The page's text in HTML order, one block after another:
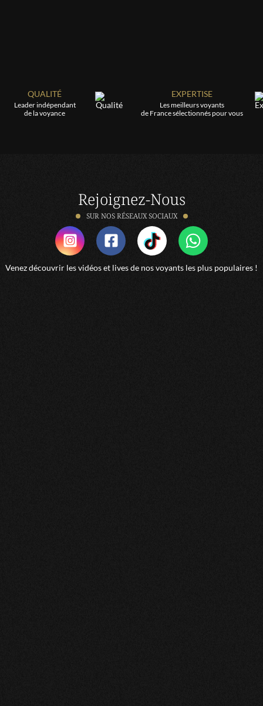
Elle est parfaite dans son domaine. Par contre elle laisse
le doute sur les autres : Médiums voyants et
tarologues.....
Bonne consultation
Très compétente. On verra pour la suite
QUALITÉ
Leader indépendant
de la voyance
EXPERTISE
Les meilleurs voyants
de France sélectionnés pour vous
Rejoignez-Nous
SUR NOS RÉSEAUX SOCIAUX
Venez découvrir les vidéos et lives de nos voyants les plus populaires !